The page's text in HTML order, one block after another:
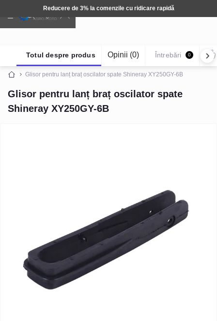
Reducere de 3% la comenzile cu ridicare rapidă
Glisor pentru lanț braț oscilator spate Shineray XY250GY-6B
Glisor pentru lanț braț oscilator spate
Shineray XY250GY-6B
Totul despre produs Opinii (0) Întrebări 0